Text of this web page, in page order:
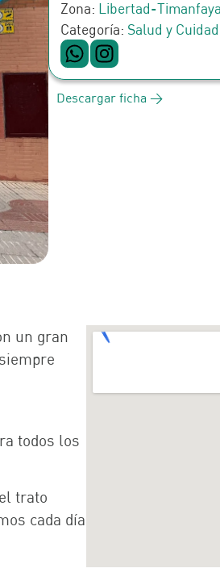
Zona: Libertad-Timanfaya
Categoría: Salud y
Descargar ficha >
un gran
todos los
trato
cada día